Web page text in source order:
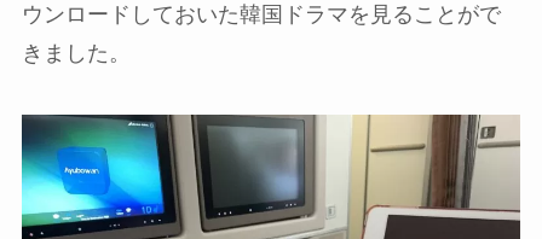
ウンロードしておいた韓国ドラマを見ることがで
きました。